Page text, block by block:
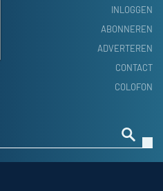
INLOGGEN
ABONNEREN
ADVERTEREN
CONTACT
COLOFON